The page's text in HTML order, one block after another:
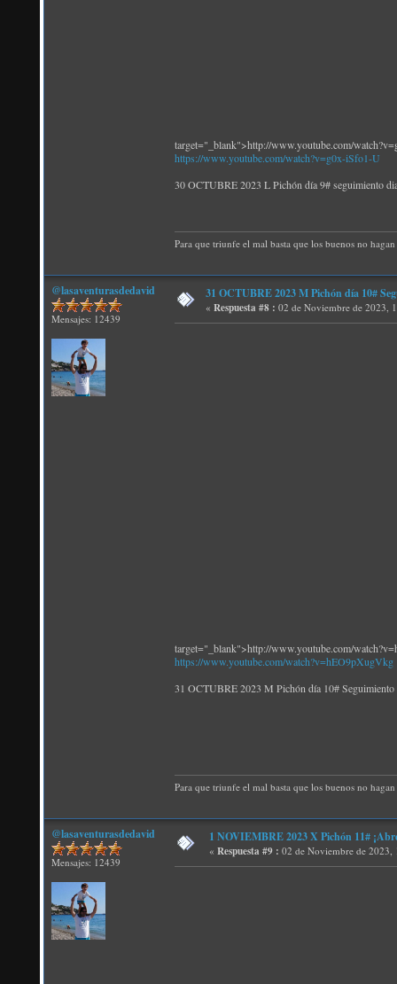
target="_blank">http://www.youtube.com/
https://www.youtube.com/watch?v=g0x-iSfo1-U
30 OCTUBRE 2023 L Pichón día 9# seguimiento
Para que triunfe el mal basta que los buenos no
@lasaventurasdedavid
Mensajes: 12439
31 OCTUBRE 2023 M Pichón día 10#
« Respuesta #8 : 02 de Noviembre de 2023,
target="_blank">http://www.youtube.com/
https://www.youtube.com/watch?v=hEO9pXugVkg
31 OCTUBRE 2023 M Pichón día 10#
Para que triunfe el mal basta que los buenos no
@lasaventurasdedavid
Mensajes: 12439
1 NOVIEMBRE 2023 X Pichón 11#
« Respuesta #9 : 02 de Noviembre de 2023,